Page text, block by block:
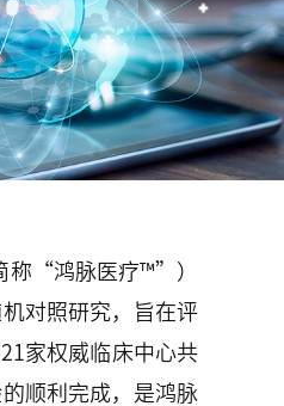
称“鸿脉医疗™”）
对照研究，旨在评
家权威临床中心共
顺利完成，是鸿脉